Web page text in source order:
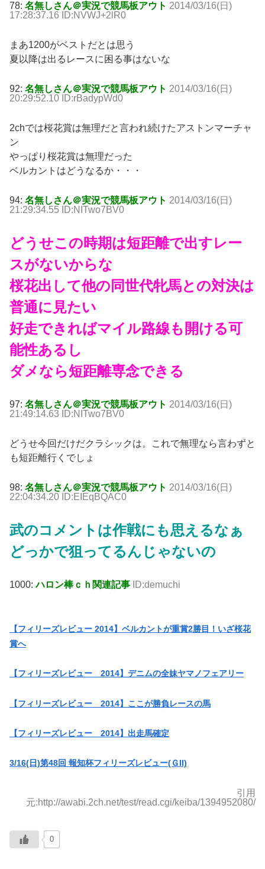
78: 名無しさん＠実況で競馬板アウト 2014/03/16(日)
17:28:37.16 ID:NVWJ+2lR0
まあ1200がベストだとは思う
夏以降は出るレースに困る事はないな
92: 名無しさん＠実況で競馬板アウト 2014/03/16(日)
20:29:52.10 ID:rBadypWd0
2chでは桜花賞は無理だと言われ続けたアストンマーチャ
ン
やっぱり桜花賞は無理だった
ベルカントはどうなるか・・・
94: 名無しさん＠実況で競馬板アウト 2014/03/16(日)
21:29:34.55 ID:NITwo7BV0
どうせこの時期は短距離で出すレー
スがないからな
桜花出して他の同世代牝馬との対決は
普通に見たい
好走できればマイル路線も開ける可
能性あるし
ダメなら短距離専念できる
97: 名無しさん＠実況で競馬板アウト 2014/03/16(日)
21:49:14.63 ID:NITwo7BV0
どうせ今回だけだクラシックは。これで無理なら言わずと
も短距離行くでしょ
98: 名無しさん＠実況で競馬板アウト 2014/03/16(日)
22:04:34.20 ID:EIEqBQAC0
武のコメントは作戦にも思えるなぁ
どっかで狙ってるんじゃないの
1000:ハロン棒ｃｈ関連記事 ID:demuchi
【フィリーズレビュー 2014】ベルカントが重賞2勝目！いざ桜花
賞へ
【フィリーズレビュー 2014】デニムの全妹ヤマノフェアリー
【フィリーズレビュー 2014】ここが勝負レースの馬
【フィリーズレビュー 2014】出走馬確定
3/16(日)第48回 報知杯フィリーズレビュー(ＧII)
引用
元:http://awabi.2ch.net/test/read.cgi/keiba/1394952080/
0